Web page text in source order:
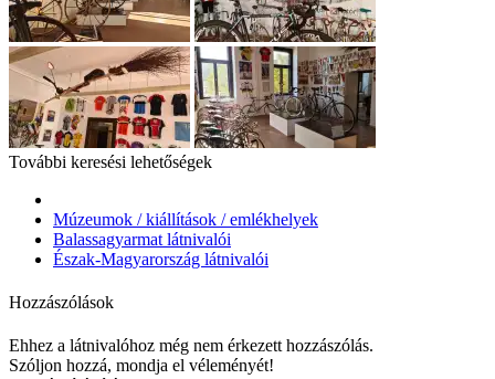
További keresési lehetőségek
Múzeumok / kiállítások / emlékhelyek
Balassagyarmat látnivalói
Észak-Magyarország látnivalói
Hozzászólások
Ehhez a látnivalóhoz még nem érkezett hozzászólás.
Szóljon hozzá, mondja el véleményét!